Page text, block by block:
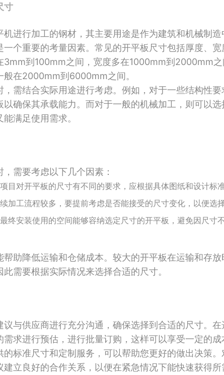
寸
机进行加工的钢材，其主要用途是作为建筑和机械制
个重要的考量因素。常见的开平板尺寸包括厚度、宽
3mm到100mm之间，宽度多在1000mm到2000mm之
般在2000mm到6000mm之间。
，需结合实际用途进行考虑。例如，对于一些结构性
确保其承载能力。而对于一般的机械加工，则可以选
满足使用需求。
需要考虑以下几个因素：
目对开平板的尺寸有不同的要求，应根据具体图纸和设计标准
加工流程较多，要提前考虑是否能接受的尺寸变化，以便选
终安装使用的空间能够容纳选定尺寸的开平板，避免因尺寸
助降低运输和仓储成本。较大的开平板在运输和存放
需要根据实际情况来选择合适的尺寸。
议与供应商进行充分沟通，确保选择到合适的尺寸。
需求进行预估，进行批量订购，这样可以享受一定的成
的标准尺寸和定制服务，可以帮助您更好的做出决策。
立良好的合作关系，以便在紧急情况下能快速获得所